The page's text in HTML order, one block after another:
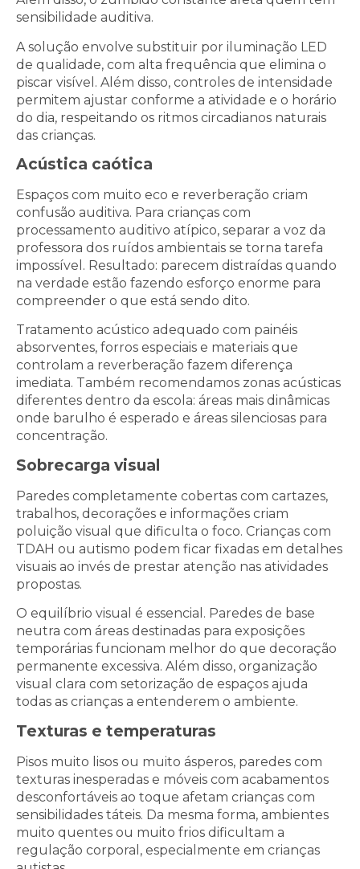
sensibilidade auditiva.
A solução envolve substituir por iluminação LED
de qualidade, com alta frequência que elimina o
piscar visível. Além disso, controles de intensidade
permitem ajustar conforme a atividade e o horário
do dia, respeitando os ritmos circadianos naturais
das crianças.
Acústica caótica
Espaços com muito eco e reverberação criam
confusão auditiva. Para crianças com
processamento auditivo atípico, separar a voz da
professora dos ruídos ambientais se torna tarefa
impossível. Resultado: parecem distraídas quando
na verdade estão fazendo esforço enorme para
compreender o que está sendo dito.
Tratamento acústico adequado com painéis
absorventes, forros especiais e materiais que
controlam a reverberação fazem diferença
imediata. Também recomendamos zonas acústicas
diferentes dentro da escola: áreas mais dinâmicas
onde barulho é esperado e áreas silenciosas para
concentração.
Sobrecarga visual
Paredes completamente cobertas com cartazes,
trabalhos, decorações e informações criam
poluição visual que dificulta o foco. Crianças com
TDAH ou autismo podem ficar fixadas em detalhes
visuais ao invés de prestar atenção nas atividades
propostas.
O equilíbrio visual é essencial. Paredes de base
neutra com áreas destinadas para exposições
temporárias funcionam melhor do que decoração
permanente excessiva. Além disso, organização
visual clara com setorização de espaços ajuda
todas as crianças a entenderem o ambiente.
Texturas e temperaturas
Pisos muito lisos ou muito ásperos, paredes com
texturas inesperadas e móveis com acabamentos
desconfortáveis ao toque afetam crianças com
sensibilidades táteis. Da mesma forma, ambientes
muito quentes ou muito frios dificultam a
regulação corporal, especialmente em crianças